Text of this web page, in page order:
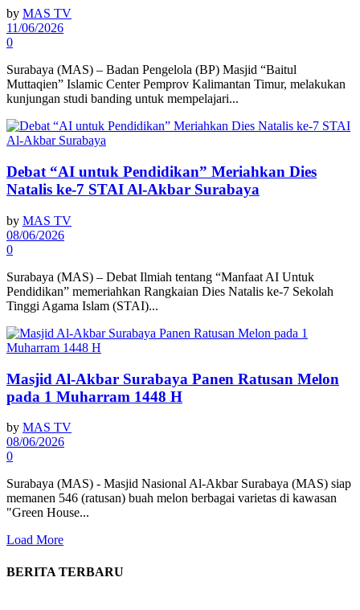
by MAS TV
11/06/2026
0
Surabaya (MAS) – Badan Pengelola (BP) Masjid “Baitul
Muttaqien” Islamic Center Pemprov Kalimantan Timur, melakukan
kunjungan studi banding untuk mempelajari...
Debat “AI untuk Pendidikan” Meriahkan Dies
Natalis ke-7 STAI Al-Akbar Surabaya
by MAS TV
08/06/2026
0
Surabaya (MAS) – Debat Ilmiah tentang “Manfaat AI Untuk
Pendidikan” memeriahkan Rangkaian Dies Natalis ke-7 Sekolah
Tinggi Agama Islam (STAI)...
Masjid Al-Akbar Surabaya Panen Ratusan Melon
pada 1 Muharram 1448 H
by MAS TV
08/06/2026
0
Surabaya (MAS) - Masjid Nasional Al-Akbar Surabaya (MAS) siap
memanen 546 (ratusan) buah melon berbagai varietas di kawasan
"Green House...
Load More
BERITA TERBARU